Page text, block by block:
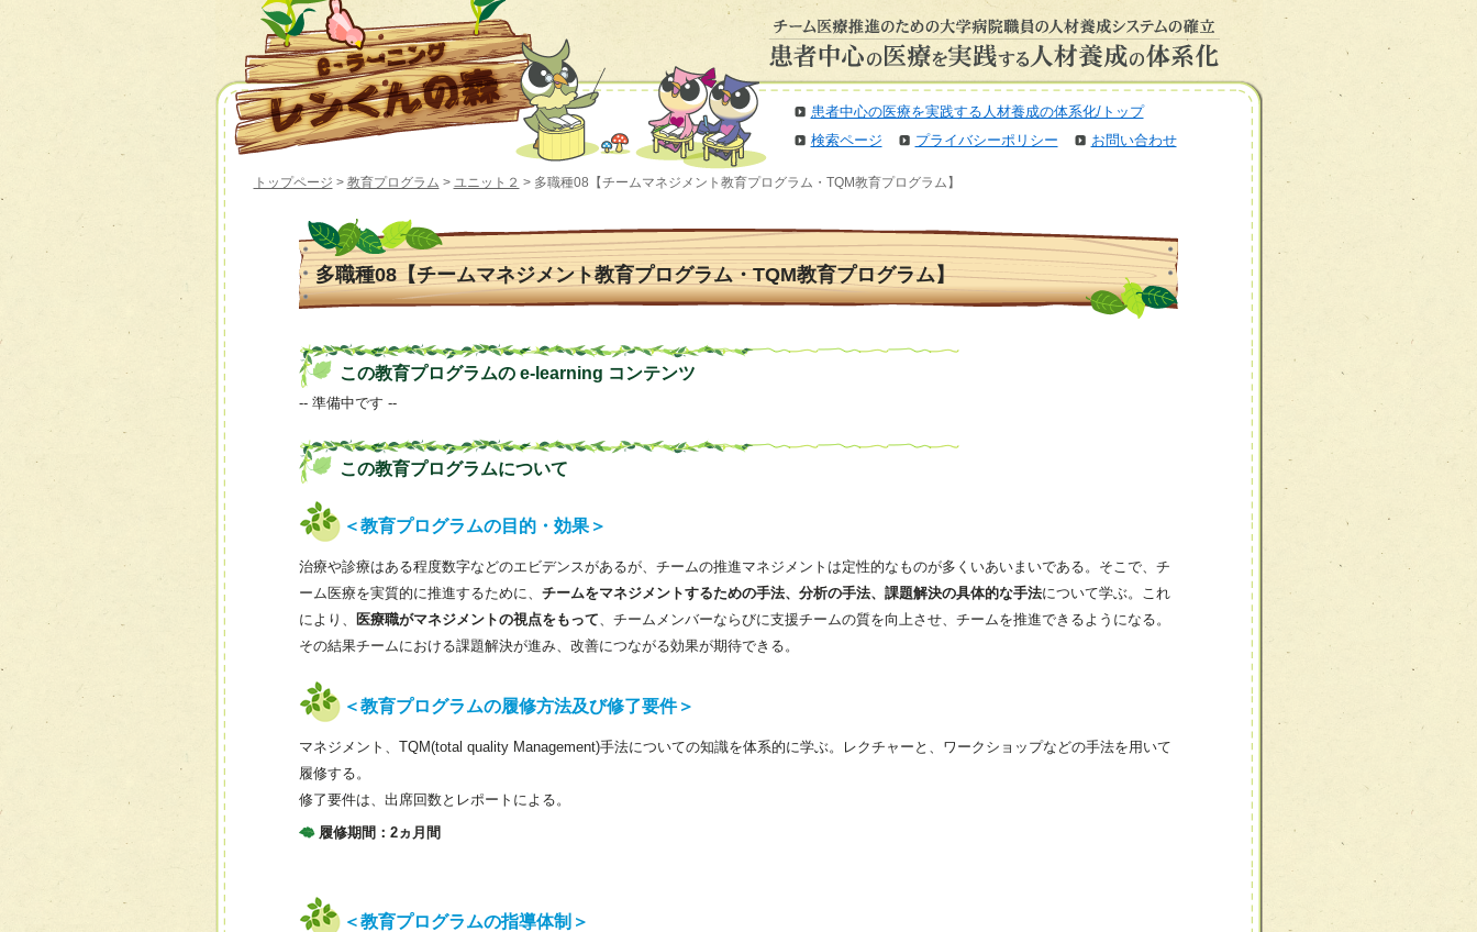
患者中心の医療を実践する人材養成の体系化/トップ
検索ページ
プライバシーポリシー お問い合わせ
トップページ > 教育プログラム > ユニット２ > 多職種08【チームマネジメント教育プログラム・TQM教育プログラム】
多職種08【チームマネジメント教育プログラム・TQM教育プログラム】
この教育プログラムの e-learning コンテンツ
-- 準備中です --
この教育プログラムについて
＜教育プログラムの目的・効果＞
治療や診療はある程度数字などのエビデンスがあるが、チームの推進マネジメントは定性的なものが多くいあいまいである。そこで、チ
ーム医療を実質的に推進するために、 チームをマネジメントするための手法、分析の手法、課題解決の具体的な手法について学ぶ。これ
により、
医療職がマネジメントの視点をもって、チームメンバーならびに支援チームの質を向上させ、チームを推進できるようになる。
その結果チームにおける課題解決が進み、改善につながる効果が期待できる。
＜教育プログラムの履修方法及び修了要件＞
マネジメント、TQM(total quality Management)手法についての知識を体系的に学ぶ。レクチャーと、ワークショップなどの手法を用いて
履修する。
修了要件は、出席回数とレポートによる。
履修期間：2ヵ月間
＜教育プログラムの指導体制＞